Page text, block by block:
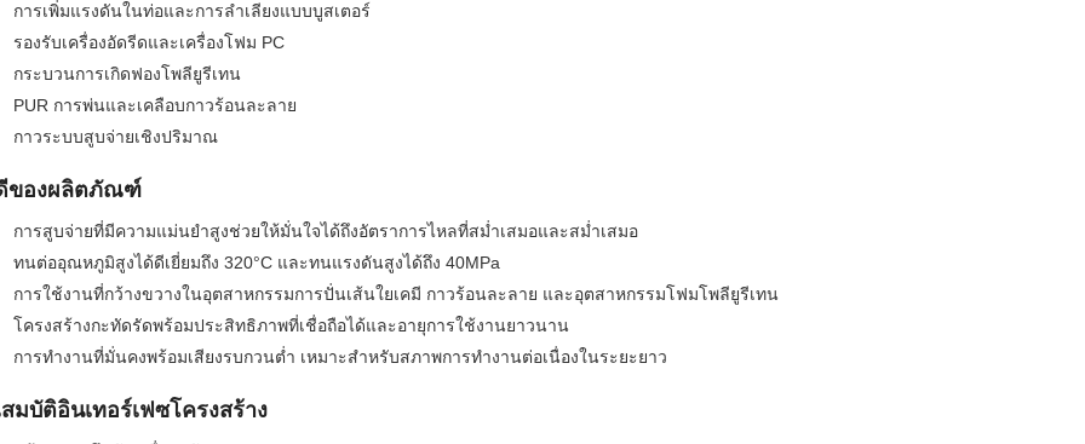
การเพิ่มแรงดันในท่อและการลำเลียงแบบบูสเตอร์
รองรับเครื่องอัดรีดและเครื่องโฟม PC
กระบวนการเกิดฟองโพลียูรีเทน
PUR การพ่นและเคลือบกาวร้อนละลาย
กาวระบบสูบจ่ายเชิงปริมาณ
ของผลิตภัณฑ์
การสูบจ่ายที่มีความแม่นยำสูงช่วยให้มั่นใจได้ถึงอัตราการไหลที่สม่ำเสมอและสม่ำเสมอ
ทนต่ออุณหภูมิสูงได้ดีเยี่ยมถึง 320°C และทนแรงดันสูงได้ถึง 40MPa
การใช้งานที่กว้างขวางในอุตสาหกรรมการปั่นเส้นใยเคมี กาวร้อนละลาย และอุตสาหกรรมโฟมโพลียูรีเทน
โครงสร้างกะทัดรัดพร้อมประสิทธิภาพที่เชื่อถือได้และอายุการใช้งานยาวนาน
การทำงานที่มั่นคงพร้อมเสียงรบกวนต่ำ เหมาะสำหรับสภาพการทำงานต่อเนื่องในระยะยาว
มบัติอินเทอร์เฟซโครงสร้าง